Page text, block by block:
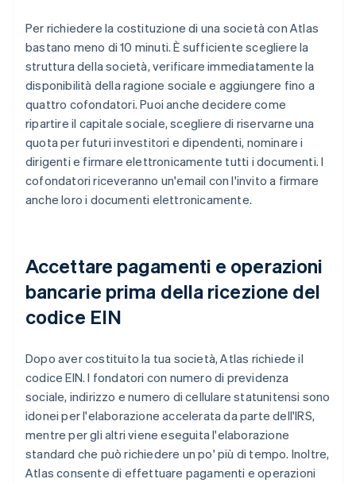
Per richiedere la costituzione di una società con Atlas
bastano meno di 10 minuti. È sufficiente scegliere la
struttura della società, verificare immediatamente la
disponibilità della ragione sociale e aggiungere fino a
quattro cofondatori. Puoi anche decidere come
ripartire il capitale sociale, scegliere di riservarne una
quota per futuri investitori e dipendenti, nominare i
dirigenti e firmare elettronicamente tutti i documenti. I
cofondatori riceveranno un'email con l'invito a firmare
anche loro i documenti elettronicamente.
Accettare pagamenti e operazioni
bancarie prima della ricezione del
codice EIN
Dopo aver costituito la tua società, Atlas richiede il
codice EIN. I fondatori con numero di previdenza
sociale, indirizzo e numero di cellulare statunitensi sono
idonei per l'elaborazione accelerata da parte dell'IRS,
mentre per gli altri viene eseguita l'elaborazione
standard che può richiedere un po' più di tempo. Inoltre,
Atlas consente di effettuare pagamenti e operazioni